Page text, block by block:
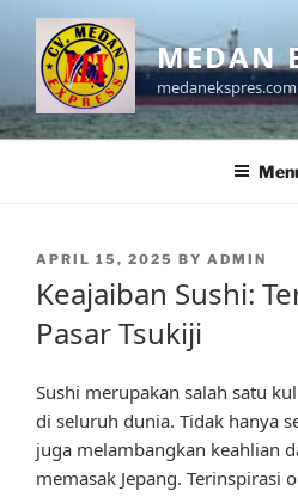
content
MEDAN
medanekspres.com
POSTED
APRIL 15, 2025 BY ADMIN
Keajaiban Sushi:
Pasar Tsukiji
Sushi merupakan salah satu
di seluruh dunia. Tidak hanya
juga melambangkan keahlian
memasak Jepang. Terinspirasi